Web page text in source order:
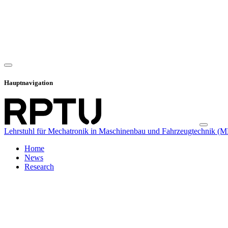
Hauptnavigation
Lehrstuhl für Mechatronik in Maschinenbau und Fahrzeugtechnik
Home
News
Research